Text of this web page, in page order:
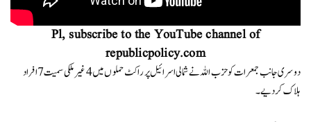
Pl, subscribe to the YouTube channel of
republicpolicy.com
دوسری جانب جمعرات کو حزب اللہ نے شمالی اسرائیل پر راکٹ حملوں میں 4 غیر ملکی سمیت 7 افراد
ہلاک کردیے۔